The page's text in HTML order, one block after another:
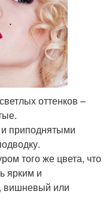
оттенков –
и приподнятыми
того же цвета, что
ярким и
или